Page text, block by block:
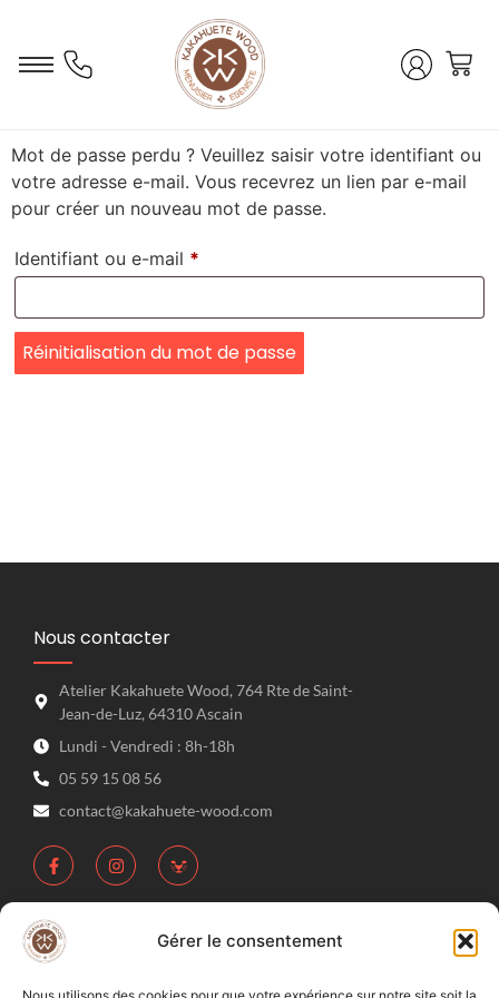
Gérer le consentement
Mot de passe perdu ? Veuillez saisir votre identifiant ou
votre adresse e-mail. Vous recevrez un lien par e-mail
pour créer un nouveau mot de passe.
Identifiant ou e-mail *
Réinitialisation du mot de passe
Nous contacter
Atelier Kakahuete Wood, 764 Rte de Saint-
Jean-de-Luz, 64310 Ascain
Lundi - Vendredi : 8h-18h
05 59 15 08 56
contact@kakahuete-wood.com
Liens Rapides
Mon compte